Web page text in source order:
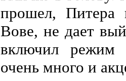
прошел, Питера
Вове, не дает
включил режим
очень много и